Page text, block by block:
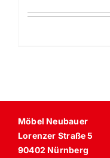
Möbel Neubauer
Lorenzer Straße 5
90402 Nürnberg